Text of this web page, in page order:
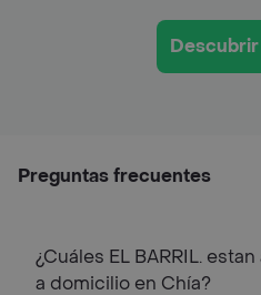
Preguntas frecuentes
¿Cuáles EL BARRIL.
a domicilio en Chía?